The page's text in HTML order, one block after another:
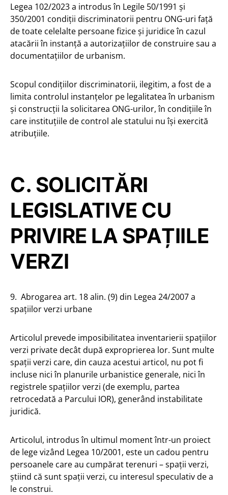
Legea 102/2023 a introdus în Legile 50/1991 și
350/2001 condiții discriminatorii pentru ONG-uri față
de toate celelalte persoane fizice și juridice în cazul
atacării în instanță a autorizațiilor de construire sau a
documentațiilor de urbanism.
Scopul condițiilor discriminatorii, ilegitim, a fost de a
limita controlul instanțelor pe legalitatea în urbanism
și construcții la solicitarea ONG-urilor, în condițiile în
care instituțiile de control ale statului nu își exercită
atribuțiile.
C. SOLICITĂRI
LEGISLATIVE CU
PRIVIRE LA SPAȚIILE
VERZI
9. Abrogarea art. 18 alin. (9) din Legea 24/2007 a
spațiilor verzi urbane
Articolul prevede imposibilitatea inventarierii spațiilor
verzi private decât după exproprierea lor. Sunt multe
spații verzi care, din cauza acestui articol, nu pot fi
incluse nici în planurile urbanistice generale, nici în
registrele spațiilor verzi (de exemplu, partea
retrocedată a Parcului IOR), generând instabilitate
juridică.
Articolul, introdus în ultimul moment într-un proiect
de lege vizând Legea 10/2001, este un cadou pentru
persoanele care au cumpărat terenuri – spații verzi,
știind că sunt spații verzi, cu interesul speculativ de a
le construi.